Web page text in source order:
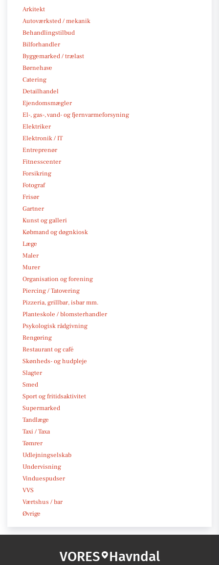
Arkitekt
Autoværksted / mekanik
Behandlingstilbud
Bilforhandler
Byggemarked / trælast
Børnehave
Catering
Detailhandel
Ejendomsmægler
El-, gas-, vand- og fjernvarmeforsyning
Elektriker
Elektronik / IT
Entreprenør
Fitnesscenter
Forsikring
Fotograf
Frisør
Gartner
Kunst og galleri
Købmand og døgnkiosk
Læge
Maler
Murer
Organisation og forening
Piercing / Tatovering
Pizzeria, grillbar, isbar mm.
Planteskole / blomsterhandler
Psykologisk rådgivning
Rengøring
Restaurant og café
Skønheds- og hudpleje
Slagter
Smed
Sport og fritidsaktivitet
Supermarked
Tandlæge
Taxi / Taxa
Tømrer
Udlejningselskab
Undervisning
Vinduespudser
VVS
Værtshus / bar
Øvrige
VORES Havndal